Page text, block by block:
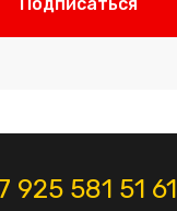
925 581 51 61